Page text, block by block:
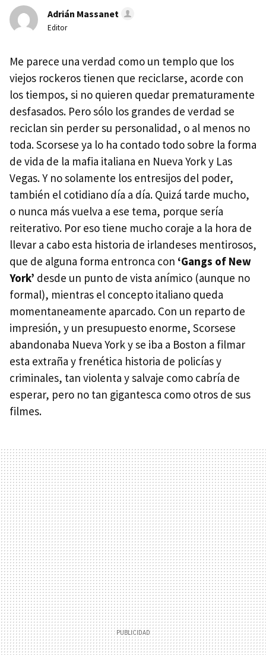
Adrián Massanet
Editor
Me parece una verdad como un templo que los
viejos rockeros tienen que reciclarse, acorde con
los tiempos, si no quieren quedar prematuramente
desfasados. Pero sólo los grandes de verdad se
reciclan sin perder su personalidad, o al menos no
toda. Scorsese ya lo ha contado todo sobre la forma
de vida de la mafia italiana en Nueva York y Las
Vegas. Y no solamente los entresijos del poder,
también el cotidiano día a día. Quizá tarde mucho,
o nunca más vuelva a ese tema, porque sería
reiterativo. Por eso tiene mucho coraje a la hora de
llevar a cabo esta historia de irlandeses mentirosos,
que de alguna forma entronca con ‘Gangs of New
York’ desde un punto de vista anímico (aunque no
formal), mientras el concepto italiano queda
momentaneamente aparcado. Con un reparto de
impresión, y un presupuesto enorme, Scorsese
abandonaba Nueva York y se iba a Boston a filmar
esta extraña y frenética historia de policías y
criminales, tan violenta y salvaje como cabría de
esperar, pero no tan gigantesca como otros de sus
filmes.